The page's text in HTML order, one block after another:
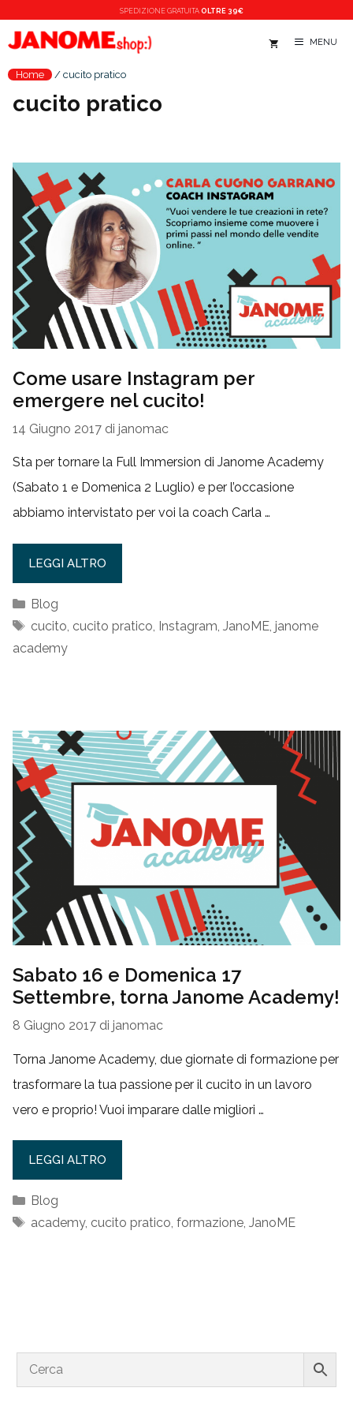
SPEDIZIONE GRATUITA OLTRE 39€
MENU
Home / cucito pratico
cucito pratico
Come usare Instagram per
emergere nel cucito!
14 Giugno 2017 di janomac
Sta per tornare la Full Immersion di Janome Academy
(Sabato 1 e Domenica 2 Luglio) e per l’occasione
abbiamo intervistato per voi la coach Carla …
LEGGI ALTRO
Categorie
Blog
Tag
cucito cucito pratico Instagram JanoME, janome
academy
Sabato 16 e Domenica 17
Settembre, torna Janome Academy!
8 Giugno 2017 di janomac
Torna Janome Academy, due giornate di formazione per
trasformare la tua passione per il cucito in un lavoro
vero e proprio! Vuoi imparare dalle migliori …
LEGGI ALTRO
Categorie
Blog
Tag
academy, cucito pratico formazione, JanoME